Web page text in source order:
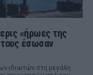
«ήρωες της
έσωσαν
ιδιωτών στη μεγάλη